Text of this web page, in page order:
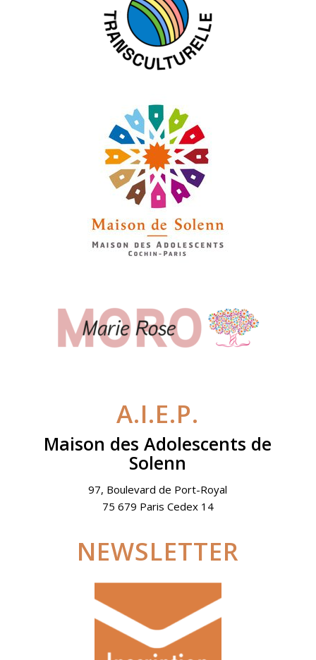
A.I.E.P.
Maison des Adolescents de
Solenn
97, Boulevard de Port-Royal
75 679 Paris Cedex 14
NEWSLETTER